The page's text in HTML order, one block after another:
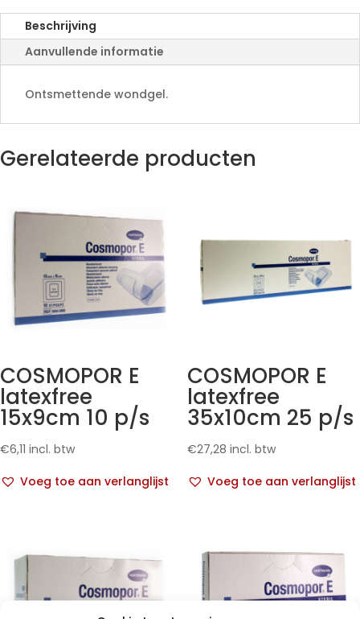
n
a
:
Beschrijving
Aanvullende informatie
Ontsmettende wondgel.
Gerelateerde producten
COSMOPOR E
latexfree
15x9cm 10 p/s
€6,11 incl. btw
Voeg toe aan verlanglijst
COSMOPOR E
latexfree
35x10cm 25 p/s
€27,28 incl. btw
Voeg toe aan verlanglijst